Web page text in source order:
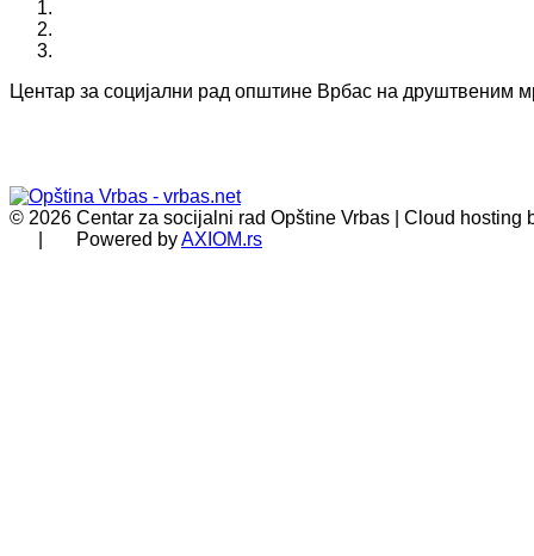
Центар за социјални рад општине Врбас на друштвеним
© 2026 Centar za socijalni rad Opštine Vrbas | Cloud hosting
| Powered byAXIOM.rs